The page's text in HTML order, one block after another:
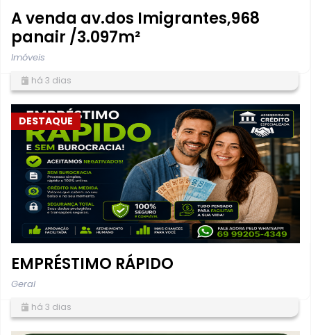
A venda av.dos Imigrantes,968
panair /3.097m²
Imóveis
há 3 dias
DESTAQUE
EMPRÉSTIMO RÁPIDO
Geral
há 3 dias